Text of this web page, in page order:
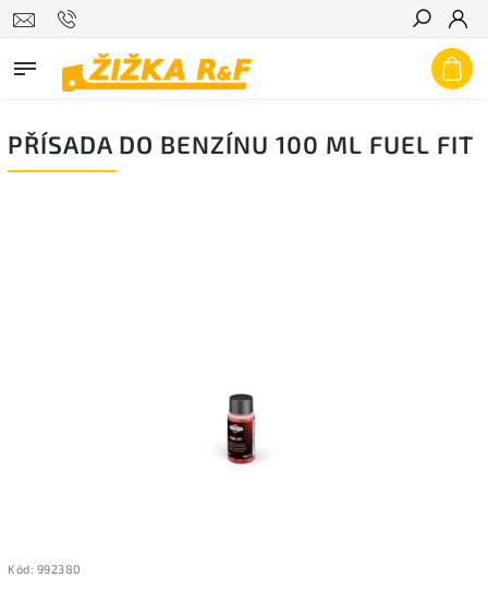
Hledat
PŘÍSADA DO BENZÍNU 100 ML FUEL FIT
Kód: 992380